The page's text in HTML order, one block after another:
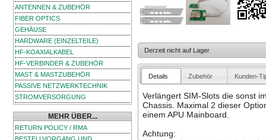
ANTENNEN & ZUBEHÖR
FIBER OPTICS
GEHÄUSE
HARDWARE (EINZELTEILE)
HF-KOAXIALKABEL
HF-VERBINDER & ZUBEHÖR
MAST & MASTZUBEHÖR
PASSIVE NETZWERKTECHNIK
STROMVERSORGUNG
MEHR ÜBER...
RETURN POLICY / RMA
Derzeit nicht auf Lager
Details Zubehör Kunden-
Verlängert SIM-Slots die sonst
Chassis. Maximal 2 dieser
einem APU Mainboard.
Achtung: